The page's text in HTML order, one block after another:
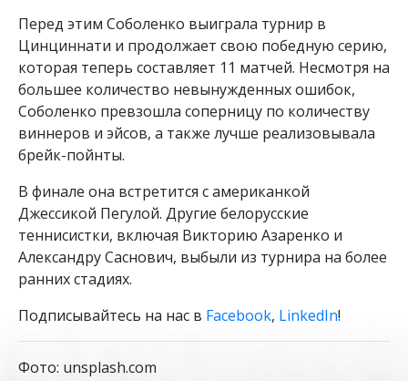
Перед этим Соболенко выиграла турнир в
Цинциннати и продолжает свою победную серию,
которая теперь составляет 11 матчей. Несмотря на
большее количество невынужденных ошибок,
Соболенко превзошла соперницу по количеству
виннеров и эйсов, а также лучше реализовывала
брейк-пойнты.
В финале она встретится с американкой
Джессикой Пегулой. Другие белорусские
теннисистки, включая Викторию Азаренко и
Александру Саснович, выбыли из турнира на более
ранних стадиях.
Подписывайтесь на нас в Facebook, LinkedIn!
Фото: unsplash.com